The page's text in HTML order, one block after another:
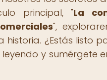
principal, "La
",
¿Estás listo
leyendo y sumérgete